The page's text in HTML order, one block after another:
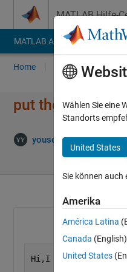
MATLAB Hilfe-
MATLAB Answers File
Home Fragen
put the result in
yousef Yousef 13 Apr.
Hi,I have ,w=[2 4 4
Wählen Sie eine
Standorts
United States
Sie können auch
Amerika
América Latina
Canada (English)
United States